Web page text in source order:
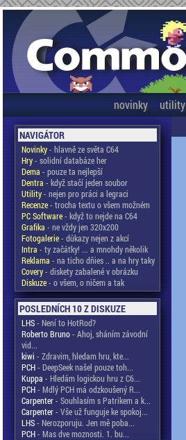
novinky utility
NAVIGÁTOR
Novinky- hlavně ze světa C64
Hry- solidní databáze her
Dema - pouze ta nejlepší
Dentra - když stačí jeden soubor
Utility- nejen pro práci a legraci
Recenze- trocha textu o všem možném
PC Software- když to nejde na C64
Grafika - ne vždy jen 320x200
Fotogalerie- důkazy nejen z akcí
Intra - ty začátky! ... a mnohdy několik
Reklama - na ticho dňies .. a na hry taky
Covery- diskety zabalené v obrázku
Diskuze- o všem, o ničem a tak
POSLEDNÍCH 10 Z DISKUZE
LHS- Není to HotRod?
Roberto Bruno- Ahoj, sháním závodní
vid...
kiwi - Zdravim, hledam hru, kte...
PCH- DeepSeek našel pouze toh...
Kuppa - Hledám logickou hru z C6...
PCH- Mdlý PCH má odzkoušený R...
Carpenter- Souhlasím s Patrikem a k...
Carpenter- Vše už funguje ke spokoj...
LHS- Nerozporuju. Jen mě poba...
PCH- Mas dve moznosti. 1. bu...